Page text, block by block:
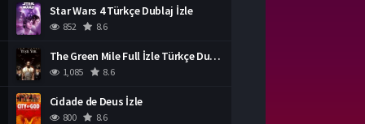
Star Wars 4 Türkçe Dublaj İzle
852 8.6
The Green Mile Full İzle Türkçe Dublaj
1,085 8.6
Cidade de Deus İzle
800 8.6